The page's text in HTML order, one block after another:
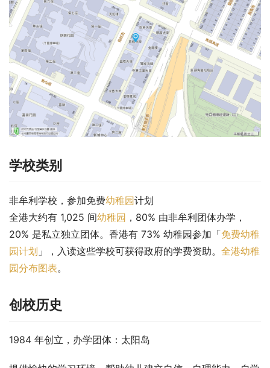
学校类别
非牟利学校，参加免费幼稚园计划
全港大约有 1,025 间幼稚园 ，80% 由非牟利团体办学，
20% 是私立独立团体。香港有 73% 幼稚园参加「免费幼稚
园计划 」，入读这些学校可获得政府的学费资助。 全港幼稚
园分布图表。
创校历史
1984 年创立，办学团体：太阳岛